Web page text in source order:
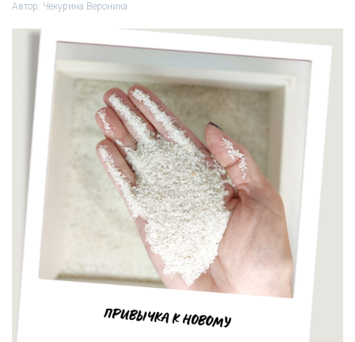
Автор: Чекурина Вероника